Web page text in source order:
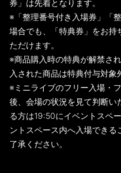
券」は先着となります。
※「整理番号付き入場券」「
場合でも、「特典券」をお持
ただけます。
※商品購入時の特典が解禁さ
入された商品は特典付与対象
※ミニライブのフリー入場・
後、会場の状況を見て判断い
る方は19:50にイベントスペ
ントスペース内へ入場でき
了承ください。